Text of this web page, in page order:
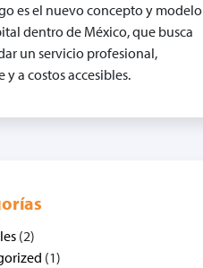
es el nuevo concepto y modelo
dentro de México, que busca
un servicio profesional,
y a costos accesibles.
(2)
(1)